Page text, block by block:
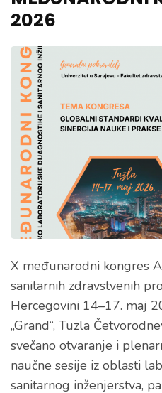
2026
X međunarodni kongres
sanitarnih zdravstvenih
Hercegovini 14–17. maj
„Grand“, Tuzla
svečano otvaranje i
naučne sesije iz oblasti
sanitarnog inženjerstva,